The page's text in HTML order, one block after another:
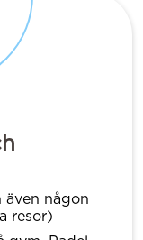
även någon
resor)